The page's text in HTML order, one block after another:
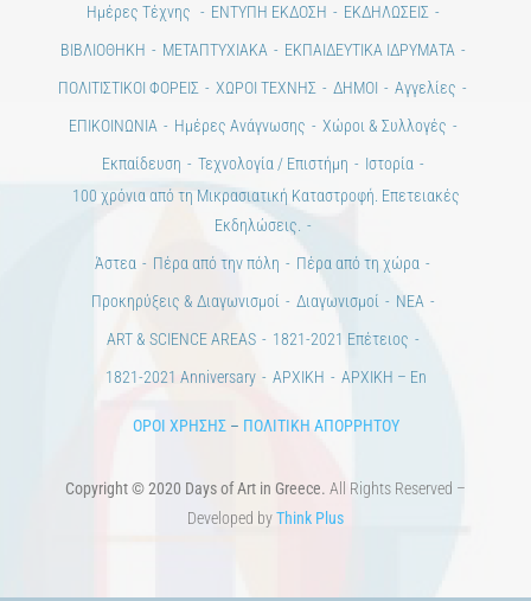
Ημέρες Τέχνης ΕΝΤΥΠΗ ΕΚΔΟΣΗ
ΕΚΔΗΛΩΣΕΙΣ
ΒΙΒΛΙΟΘΗΚΗ
ΜΕΤΑΠΤΥΧΙΑΚΑ
ΕΚΠΑΙΔΕΥΤΙΚΑ ΙΔΡΥΜΑΤΑ
ΠΟΛΙΤΙΣΤΙΚΟΙ ΦΟΡΕΙΣ
ΧΩΡΟΙ ΤΕΧΝΗΣ ΔΗΜΟΙ
Αγγελίες
ΕΠΙΚΟΙΝΩΝΙΑ
Ημέρες Ανάγνωσης
Χώροι & Συλλογές
Εκπαίδευση
Τεχνολογία / Επιστήμη
Ιστορία
100 χρόνια από τη Μικρασιατική Καταστροφή. Επετειακές
Εκδηλώσεις.
Άστεα
Πέρα από την πόλη
Πέρα από τη χώρα
Προκηρύξεις & Διαγωνισμοί
Διαγωνισμοί
ΝΕΑ
ART & SCIENCE AREAS
1821-2021 Επέτειος
1821-2021 Anniversary
ΑΡΧΙΚΗ ΑΡΧΙΚΗ – En
ΟΡΟΙ ΧΡΗΣΗΣ– ΠΟΛΙΤΙΚΗ ΑΠΟΡΡΗΤΟΥ
Copyright © 2020 Days of Art in Greece. All Rights Reserved –
Developed byThink Plus